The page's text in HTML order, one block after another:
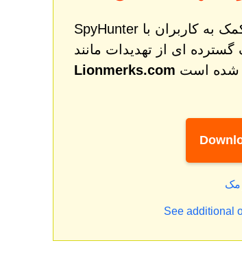
SpyHunter یک ابزار قدرتمند اصلاح و محافظت از بدافزار است که برای کمک به کاربران با
ای از تهدیدات مانند
Lionmerks.com
See additional